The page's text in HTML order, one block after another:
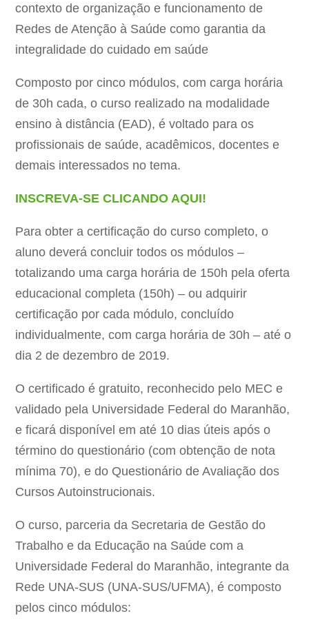
contexto de organização e funcionamento de
Redes de Atenção à Saúde como garantia da
integralidade do cuidado em saúde
Composto por cinco módulos, com carga horária
de 30h cada, o curso realizado na modalidade
ensino à distância (EAD), é voltado para os
profissionais de saúde, acadêmicos, docentes e
demais interessados no tema.
INSCREVA-SE CLICANDO AQUI!
Para obter a certificação do curso completo, o
aluno deverá concluir todos os módulos –
totalizando uma carga horária de 150h pela oferta
educacional completa (150h) – ou adquirir
certificação por cada módulo, concluído
individualmente, com carga horária de 30h – até o
dia 2 de dezembro de 2019.
O certificado é gratuito, reconhecido pelo MEC e
validado pela Universidade Federal do Maranhão,
e ficará disponível em até 10 dias úteis após o
término do questionário (com obtenção de nota
mínima 70), e do Questionário de Avaliação dos
Cursos Autoinstrucionais.
O curso, parceria da Secretaria de Gestão do
Trabalho e da Educação na Saúde com a
Universidade Federal do Maranhão, integrante da
Rede UNA-SUS (UNA-SUS/UFMA), é composto
pelos cinco módulos: